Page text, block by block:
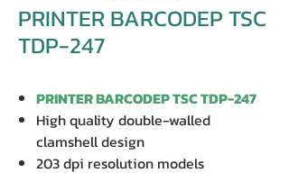
PRINTER BARCODEP TSC
TDP-247
PRINTER BARCODEP TSC TDP-247
High quality double-walled
clamshell design
203 dpi resolution models